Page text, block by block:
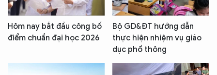
Hôm nay bắt đầu công bố
điểm chuẩn đại học 2026
Bộ GD&ĐT hướng dẫn
thực hiện nhiệm vụ giáo
dục phổ thông